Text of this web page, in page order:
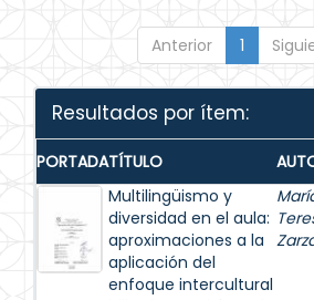
Anterior 1
Resultados por ítem:
PORTADATÍTULO
Multilingüismo y
diversidad en el aula:
aproximaciones a la
aplicación del
enfoque intercultural